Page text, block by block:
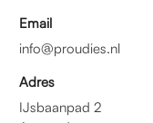
Email
info@proudies.nl
Adres
IJsbaanpad 2